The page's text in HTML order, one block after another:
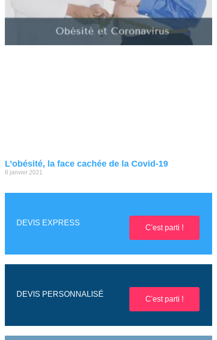
L’obésité, la face cachée de la Covid-19
8 janvier 2021
DEVIS EXPRESS
C'est parti !
DEVIS PERSONNALISÉ
C'est parti !